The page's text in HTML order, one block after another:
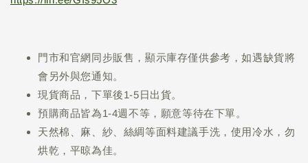
門市和官網同步販售，顯示庫存僅供參考，如遇缺貨將
會另外與您通知。
現貨商品，下單後1-5日出貨。
預購商品皆為1-4週不等，願意等待在下單。
天然棉、麻、紗、絲綢等面料建議手洗，使用冷水，勿
烘乾，平晾為佳。